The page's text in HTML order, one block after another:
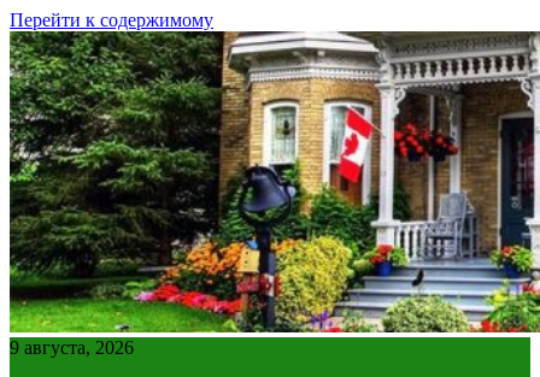
Перейти к содержимому
9 августа, 2026